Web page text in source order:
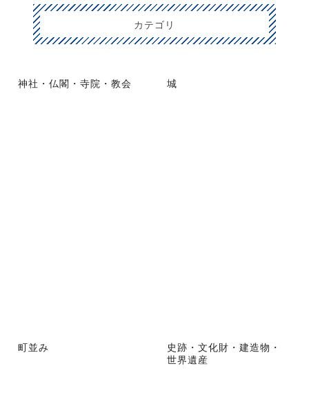
カテゴリ
神社・仏閣・寺院・教会 城
町並み
史跡・文化財・建造物・
世界遺産